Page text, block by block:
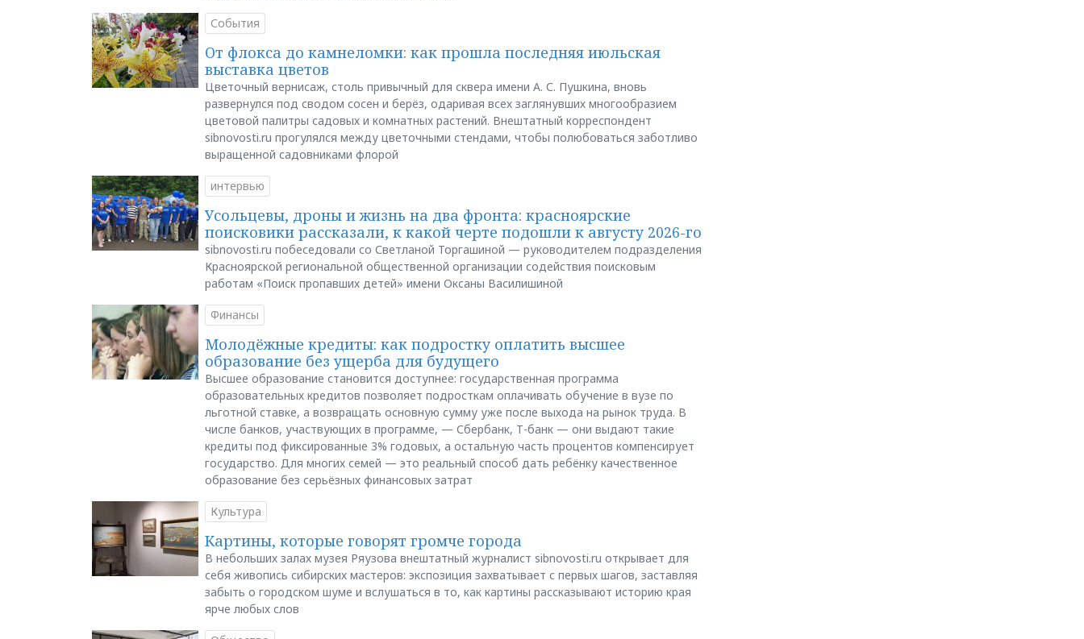
События
От флокса до камнеломки: как прошла последняя июльская
выставка цветов
Цветочный вернисаж, столь привычный для сквера имени А. С. Пушкина, вновь
развернулся под сводом сосен и берёз, одаривая всех заглянувших многообразием
цветовой палитры садовых и комнатных растений. Внештатный корреспондент
sibnovosti.ru прогулялся между цветочными стендами, чтобы полюбоваться заботливо
выращенной садовниками флорой
интервью
Усольцевы, дроны и жизнь на два фронта: красноярские
поисковики рассказали, к какой черте подошли к августу 2026-го
sibnovosti.ru побеседовали со Светланой Торгашиной — руководителем подразделения
Красноярской региональной общественной организации содействия поисковым
работам «Поиск пропавших детей» имени Оксаны Василишиной
Финансы
Молодёжные кредиты: как подростку оплатить высшее
образование без ущерба для будущего
Высшее образование становится доступнее: государственная программа
образовательных кредитов позволяет подросткам оплачивать обучение в вузе по
льготной ставке, а возвращать основную сумму уже после выхода на рынок труда. В
числе банков, участвующих в программе, — Сбербанк, Т-банк — они выдают такие
кредиты под фиксированные 3% годовых, а остальную часть процентов компенсирует
государство. Для многих семей — это реальный способ дать ребёнку качественное
образование без серьёзных финансовых затрат
Культура
Картины, которые говорят громче города
В небольших залах музея Ряузова внештатный журналист sibnovosti.ru открывает для
себя живопись сибирских мастеров: экспозиция захватывает с первых шагов, заставляя
забыть о городском шуме и вслушаться в то, как картины рассказывают историю края
ярче любых слов